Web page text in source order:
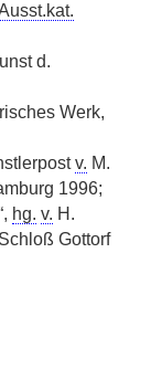
d.
Werk,
v. M.
1996;
hg. v. H.
Gottorf